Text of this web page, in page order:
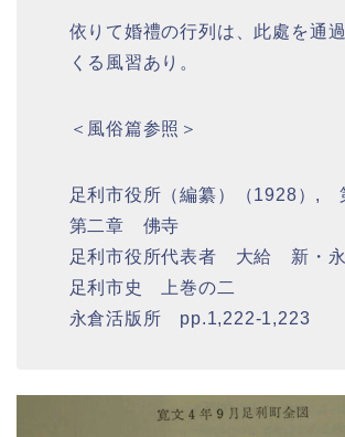
依りて婚禮の行列は、此處を通
くる風習あり。
＜風俗篇参照＞
足利市役所（編纂）（1928）,
第二章 佛寺
足利市役所代表者 大給 新・
足利市史 上巻の二
永倉活版所 pp.1,222-1,223